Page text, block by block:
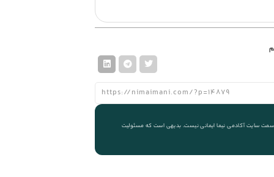
سمت سایت آکادمی نیما ایمانی نیست. بدیهی است که مسئولیت